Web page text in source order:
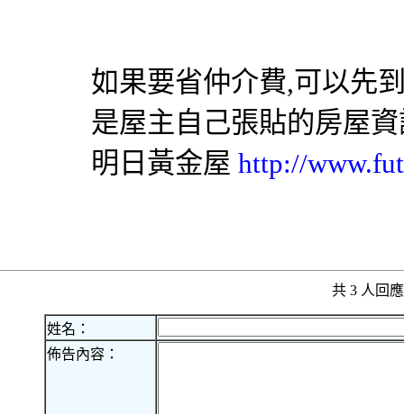
如果要省仲介費,可以先
是屋主自己張貼的房屋
明日黃金屋 http://
共 3 人回
姓名：
佈告內容：